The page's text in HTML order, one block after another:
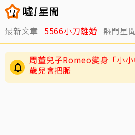
最新文章 5566小刀離婚 熱門星聞
男星二度罹急性白血病！淚
不想回想